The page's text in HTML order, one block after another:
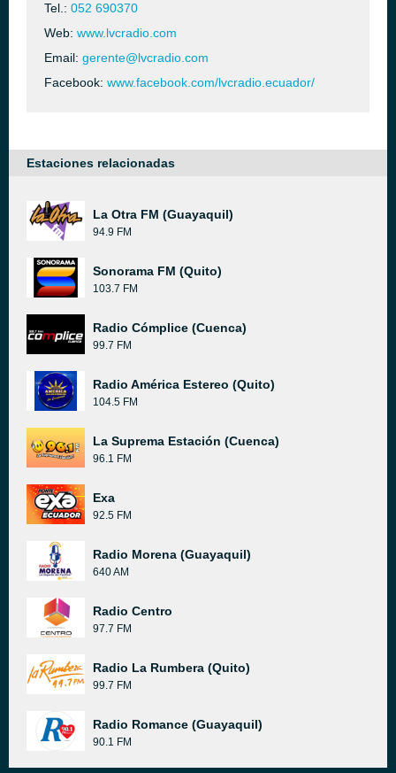
Tel.: 052 690370
Web: www.lvcradio.com
Email: gerente@lvcradio.com
Facebook: www.facebook.com/lvcradio.ecuador/
Estaciones relacionadas
La Otra FM (Guayaquil)
94.9 FM
Sonorama FM (Quito)
103.7 FM
Radio Cómplice (Cuenca)
99.7 FM
Radio América Estereo (Quito)
104.5 FM
La Suprema Estación (Cuenca)
96.1 FM
Exa
92.5 FM
Radio Morena (Guayaquil)
640 AM
Radio Centro
97.7 FM
Radio La Rumbera (Quito)
99.7 FM
Radio Romance (Guayaquil)
90.1 FM